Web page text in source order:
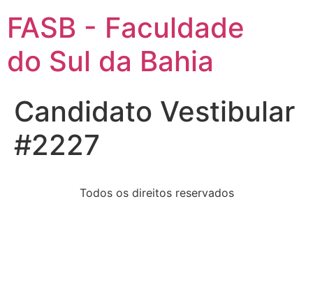
FASB - Faculdade
do Sul da Bahia
Candidato Vestibular
#2227
Todos os direitos reservados